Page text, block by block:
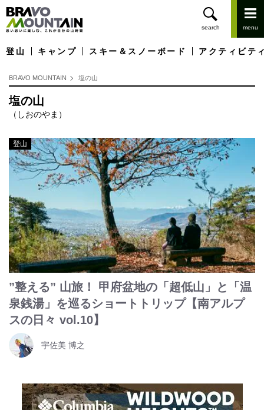
登山 キャンプ スキー＆スノーボード アクティビテ
BRAVO MOUNTAIN 塩の山
塩の山
（しおのやま）
登山
”整える” 山旅！ 甲府盆地の「超低山」と「温
泉銭湯」を巡るショートトリップ【南アルプ
スの日々 vol.10】
宇佐美 博之